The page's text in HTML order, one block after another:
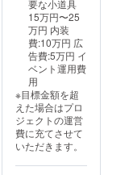
要な小道具
15万円〜25
万円 内装
費:10万円 広
告費:5万円 イ
ベント運用費
用
※目標金額を超
えた場合はプロ
ジェクトの運営
費に充てさせて
いただきます。